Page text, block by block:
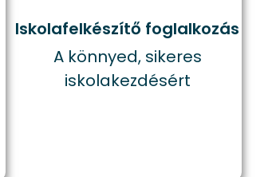
Iskolafelkészítő foglalkozás
A könnyed, sikeres
iskolakezdésért